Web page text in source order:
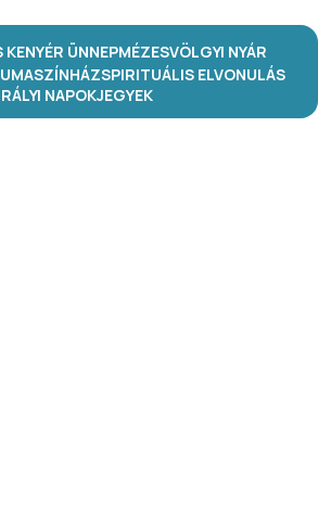
ÜNNEPMÉZESVÖLGYI NYÁR
SPIRITUÁLIS ELVONULÁS
NAPOKJEGYEK